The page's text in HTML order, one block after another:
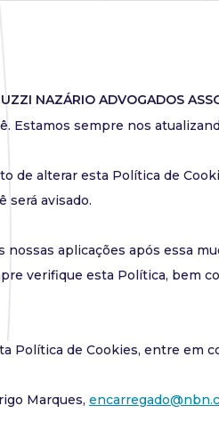
NAZÁRIO ADVOGADOS
Estamos sempre nos
de alterar esta Política de
será avisado.
nossas aplicações após essa
verifique esta Política, bem
Política de Cookies, entre em
Marques,